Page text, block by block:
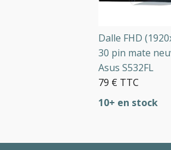
10+ en stock
Dalle FHD
30 pin mate
Asus S532FL
79 € TTC